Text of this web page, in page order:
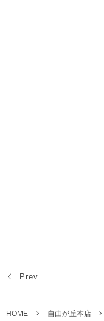
Prev
HOME 自由が丘本店